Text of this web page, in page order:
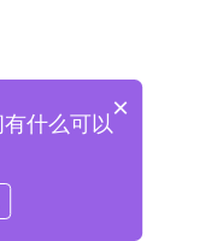
官网用户协议》
×
什么可以